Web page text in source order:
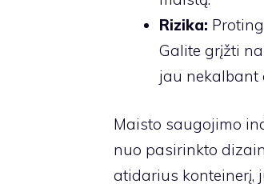
Rizika:
Galite grįžti
jau nekalbant
Maisto saugojimo
nuo pasirinkto
atidarius konteinerį,